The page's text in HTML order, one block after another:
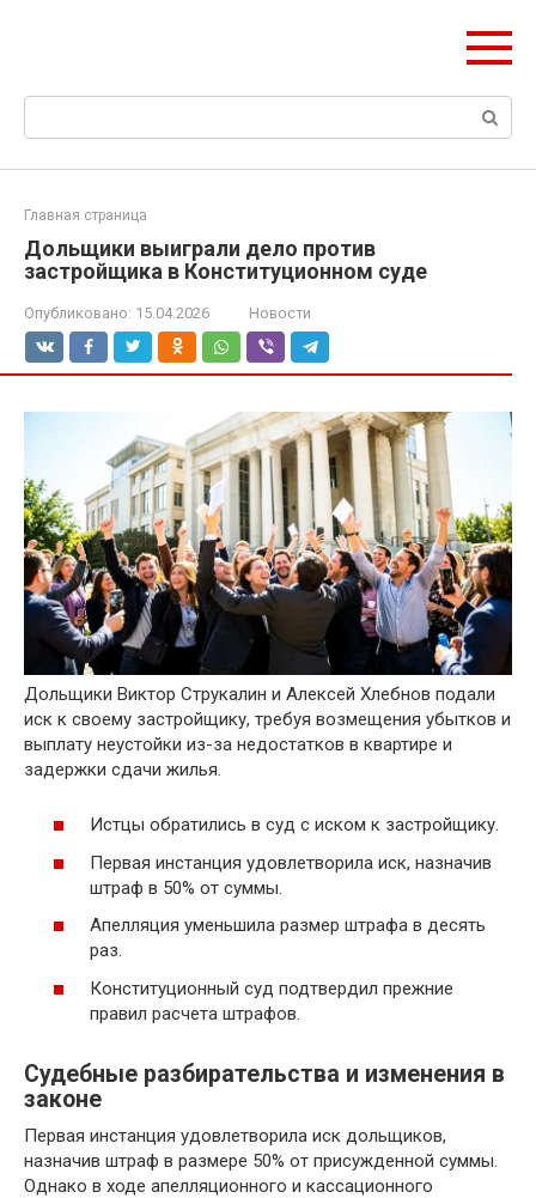
Поиск:
Главная страница
Дольщики выиграли дело против
застройщика в Конституционном суде
Опубликовано: 15.04.2026 Новости
Дольщики Виктор Струкалин и Алексей Хлебнов подали
иск к своему застройщику, требуя возмещения убытков и
выплату неустойки из-за недостатков в квартире и
задержки сдачи жилья.
Истцы обратились в суд с иском к застройщику.
Первая инстанция удовлетворила иск, назначив
штраф в 50% от суммы.
Апелляция уменьшила размер штрафа в десять
раз.
Конституционный суд подтвердил прежние
правил расчета штрафов.
Судебные разбирательства и изменения в
законе
Первая инстанция удовлетворила иск дольщиков,
назначив штраф в размере 50% от присужденной суммы.
Однако в ходе апелляционного и кассационного